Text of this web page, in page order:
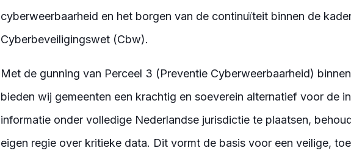
cyberweerbaarheid en het borgen van de continuïteit binnen de
Cyberbeveiligingswet (Cbw).
Met de gunning van Perceel 3 (Preventie Cyberweerbaarheid)
bieden wij gemeenten een krachtig en soeverein alternatief voor de
informatie onder volledige Nederlandse jurisdictie te plaatsen,
eigen regie over kritieke data. Dit vormt de basis voor een veilige,